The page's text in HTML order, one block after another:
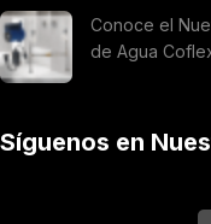
Conoce el
de Agua
Síguenos en